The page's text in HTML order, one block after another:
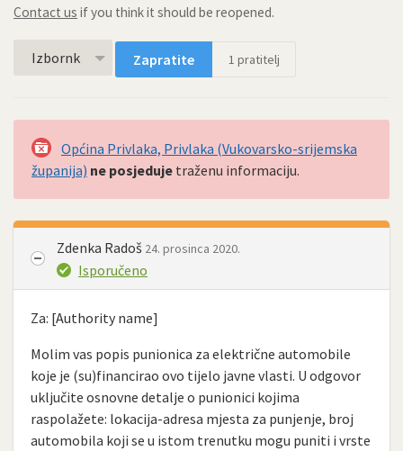
Contact us if you think it should be reopened.
Izbornk Zapratite 1 pratitelj
Općina Privlaka, Privlaka (Vukovarsko-srijemska
županija) ne posjeduje traženu informaciju.
Zdenka Radoš 24. prosinca 2020.
Isporučeno
Za: [Authority name]
Molim vas popis punionica za električne automobile
koje je (su)financirao ovo tijelo javne vlasti. U odgovor
uključite osnovne detalje o punionici kojima
raspolažete: lokacija-adresa mjesta za punjenje, broj
automobila koji se u istom trenutku mogu puniti i vrste